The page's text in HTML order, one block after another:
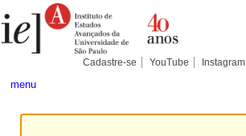
para
conteúdo.
Pessoais
Cadastre-se YouTube Instagram
menu